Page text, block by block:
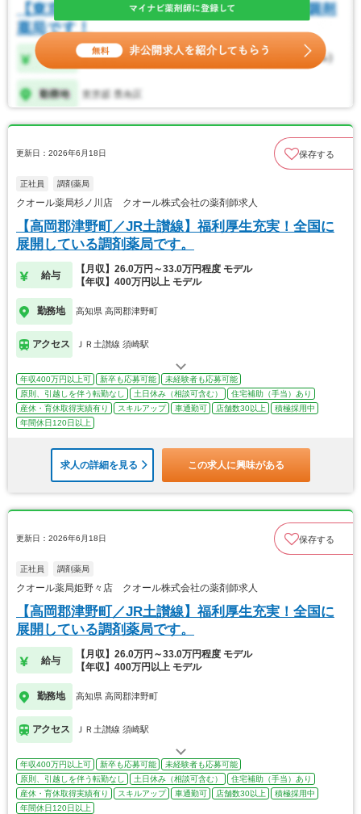
更新日：2026年6月18日 保存する
正社員 調剤薬局
クオール薬局杉ノ川店 クオール株式会社の薬剤師求人
【高岡郡津野町／JR土讃線】福利厚生充実！全国に
展開している調剤薬局です。
給与
【月収】26.0万円～33.0万円程度 モデル
【年収】400万円以上 モデル
勤務地 高知県 高岡郡津野町
アクセス ＪＲ土讃線 須崎駅
年収400万円以上可 新卒も応募可能
未経験者も応募可能
原則、引越しを伴う転勤なし
土日休み（相談可含む）
住宅補助（手当）あり
産休・育休取得実績有り
スキルアップ 車通勤可 店舗数30以上
積極採用中
年間休日120日以上
求人の詳細を見る この求人に興味がある
更新日：2026年6月18日 保存する
正社員 調剤薬局
クオール薬局姫野々店 クオール株式会社の薬剤師求人
【高岡郡津野町／JR土讃線】福利厚生充実！全国に
展開している調剤薬局です。
給与
【月収】26.0万円～33.0万円程度 モデル
【年収】400万円以上 モデル
勤務地 高知県 高岡郡津野町
アクセス ＪＲ土讃線 須崎駅
年収400万円以上可 新卒も応募可能
未経験者も応募可能
原則、引越しを伴う転勤なし
土日休み（相談可含む）
住宅補助（手当）あり
産休・育休取得実績有り
スキルアップ 車通勤可 店舗数30以上
積極採用中
年間休日120日以上